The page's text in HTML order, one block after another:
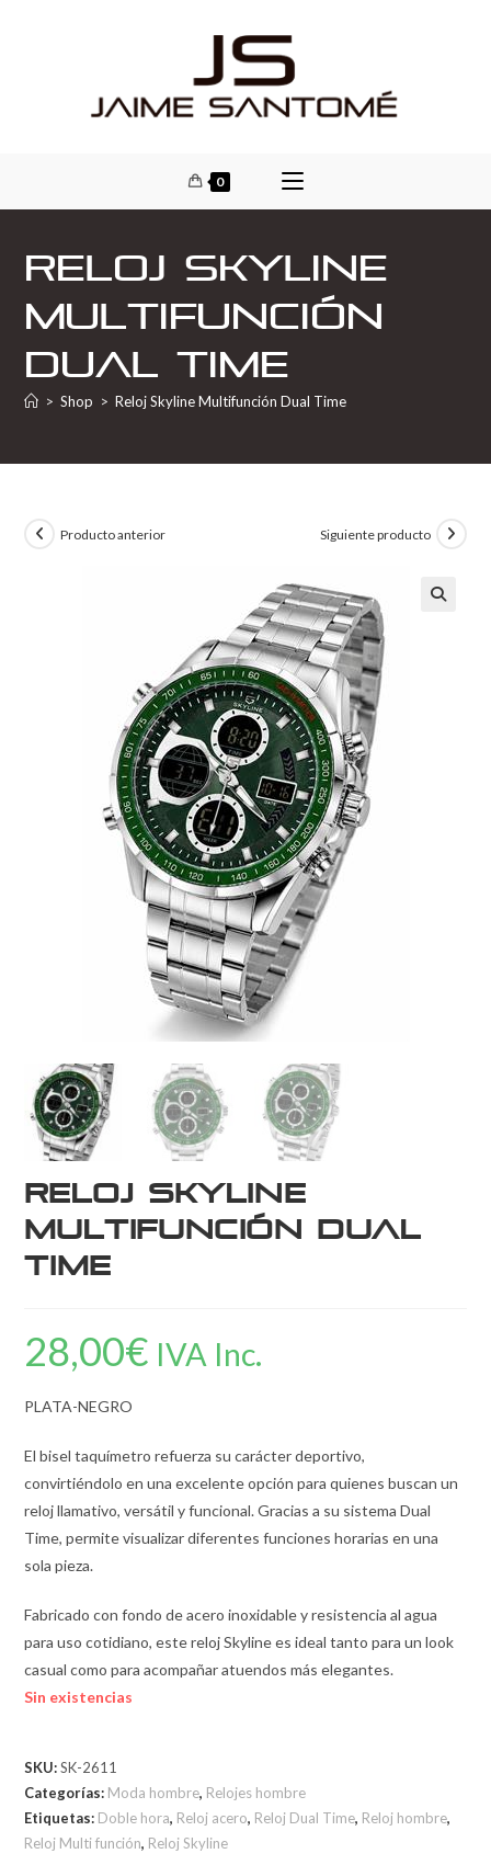
0
Reloj Skyline
Multifunción
Dual Time
> Shop > Reloj Skyline Multifunción Dual Time
Producto anterior Siguiente producto
Reloj Skyline
Multifunción Dual
Time
28,00€ IVA Inc.
PLATA-NEGRO
El bisel taquímetro refuerza su carácter deportivo,
convirtiéndolo en una excelente opción para quienes buscan un
reloj llamativo, versátil y funcional. Gracias a su sistema Dual
Time, permite visualizar diferentes funciones horarias en una
sola pieza.
Fabricado con fondo de acero inoxidable y resistencia al agua
para uso cotidiano, este reloj Skyline es ideal tanto para un look
casual como para acompañar atuendos más elegantes.
Sin existencias
SKU:SK-2611
Categorías: Moda hombre, Relojes hombre
Etiquetas: Doble hora, Reloj acero, Reloj Dual Time, Reloj hombre,
Reloj Multi función, Reloj Skyline